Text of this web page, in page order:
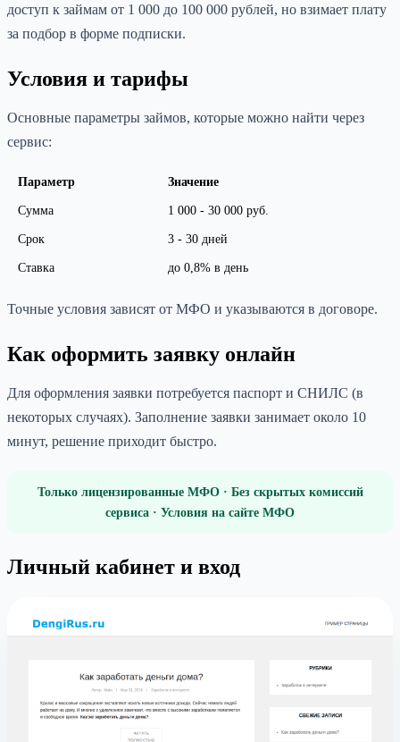
доступ к займам от 1 000 до 100 000 рублей, но взимает плату
за подбор в форме подписки.
Условия и тарифы
Основные параметры займов, которые можно найти через
сервис:
Параметр Значение
Сумма 1 000 - 30 000 руб.
Срок 3 - 30 дней
Ставка до 0,8% в день
Точные условия зависят от МФО и указываются в договоре.
Как оформить заявку онлайн
Для оформления заявки потребуется паспорт и СНИЛС (в
некоторых случаях). Заполнение заявки занимает около 10
минут, решение приходит быстро.
Только лицензированные МФО · Без скрытых комиссий
сервиса · Условия на сайте МФО
Личный кабинет и вход